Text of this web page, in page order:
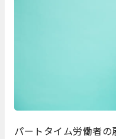
パートタイム労働者